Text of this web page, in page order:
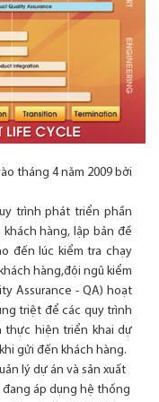
tháng 4 năm 2009 bởi
trình phát triển phần
hàng, lập bản đề
đến lúc kiểm tra chạy
hàng,đội ngũ kiểm
Assurance - QA) hoạt
triệt để các quy trình
thực hiện triển khai dự
gửi đến khách hàng.
lý dự án và sản xuất
áp dụng hệ thống